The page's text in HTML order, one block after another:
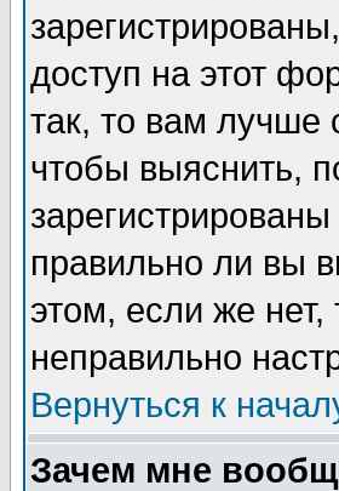
доступ на этот
так, то вам лучше
чтобы выяснить,
правильно ли вы
этом, если же
неправильно
Вернуться к
Зачем мне